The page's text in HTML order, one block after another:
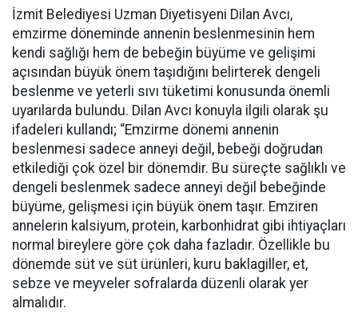
İzmit Belediyesi Uzman Diyetisyeni Dilan Avcı,
emzirme döneminde annenin beslenmesinin hem
kendi sağlığı hem de bebeğin büyüme ve gelişimi
açısından büyük önem taşıdığını belirterek dengeli
beslenme ve yeterli sıvı tüketimi konusunda önemli
uyarılarda bulundu. Dilan Avcı konuyla ilgili olarak şu
ifadeleri kullandı; “Emzirme dönemi annenin
beslenmesi sadece anneyi değil, bebeği doğrudan
etkilediği çok özel bir dönemdir. Bu süreçte sağlıklı ve
dengeli beslenmek sadece anneyi değil bebeğinde
büyüme, gelişmesi için büyük önem taşır. Emziren
annelerin kalsiyum, protein, karbonhidrat gibi ihtiyaçları
normal bireylere göre çok daha fazladır. Özellikle bu
dönemde süt ve süt ürünleri, kuru baklagiller, et,
sebze ve meyveler sofralarda düzenli olarak yer
almalıdır.